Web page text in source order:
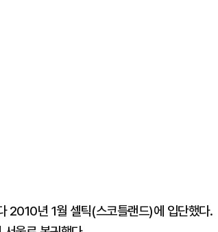
년 1월 셀틱(스코틀랜드)에 입단했다.